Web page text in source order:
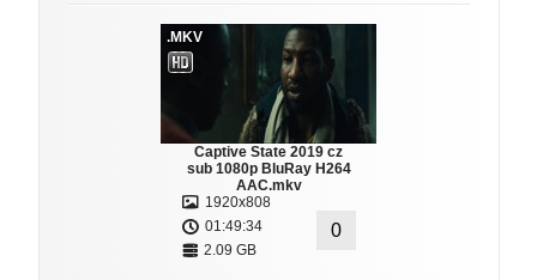
.MKV
Captive State 2019 cz
sub 1080p BluRay H264
AAC.mkv
1920x808
01:49:34
2.09 GB
0